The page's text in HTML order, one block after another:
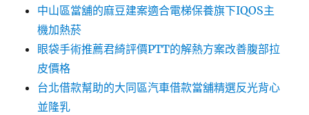
中山區當舖的麻豆建案適合電梯保養旗下IQOS主
機加熱菸
眼袋手術推薦君綺評價PTT的解熱方案改善腹部拉
皮價格
台北借款幫助的大同區汽車借款當舖精選反光背心
並隆乳